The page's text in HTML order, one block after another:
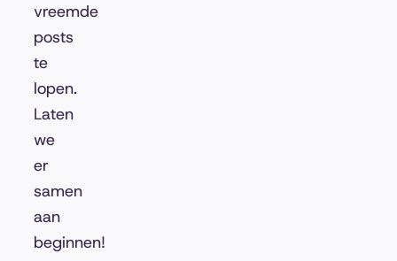
vreemde
posts
te
lopen.
Laten
we
er
samen
aan
beginnen!